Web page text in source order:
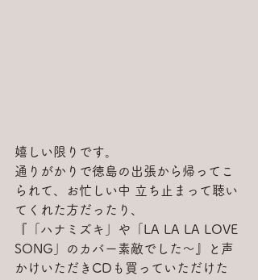
嬉しい限りです。
通りがかりで徳島の出張から帰ってこ
られて、お忙しい中 立ち止まって聴い
てくれた方だったり、
『「ハナミズキ」や「LA LA LA LOVE
SONG」のカバー素敵でした～』と声
かけいただきCDも買っていただけた